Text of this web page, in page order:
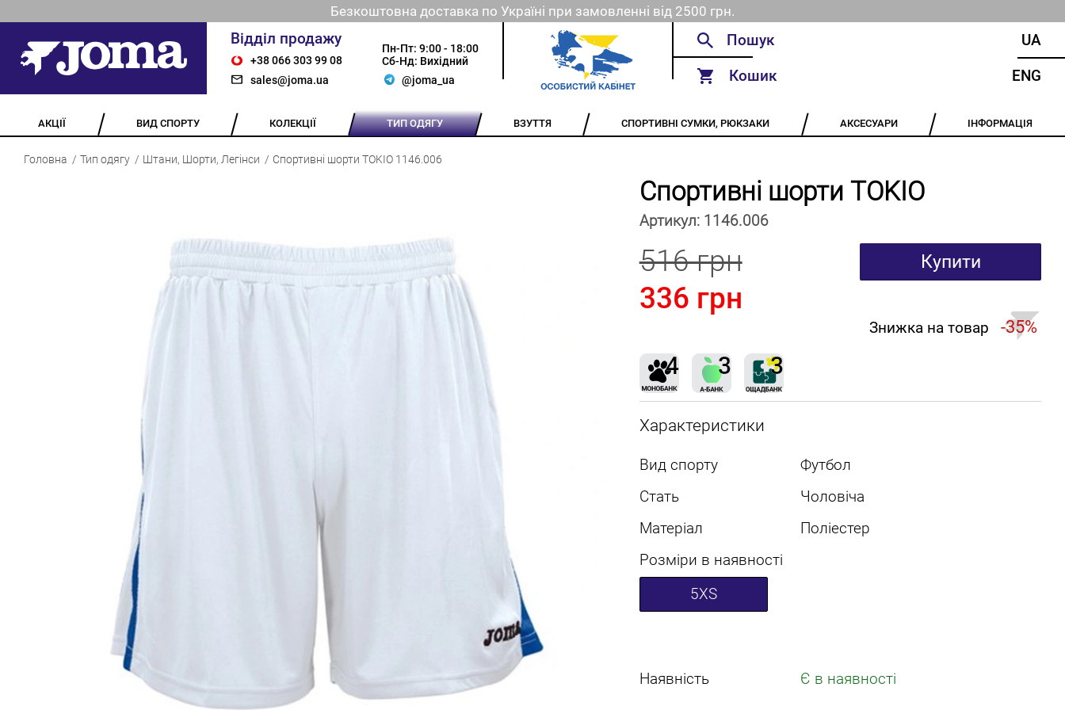
Безкоштовна доставка по Україні при замовленні від 2500 грн.
Відділ продажу
+38 066 303 99 08
sales@joma.ua
Пн-Пт: 9:00 - 18:00
Сб-Нд: Вихідний
@joma_ua
Кошик
UA
ENG
АКЦІЇ ВИД СПОРТУ КОЛЕКЦІЇ ТИП ОДЯГУ ВЗУТТЯ СПОРТИВНІ СУМКИ, РЮКЗАКИ АКСЕСУАРИ ІНФОРМАЦІЯ
Головна Тип одягу Штани, Шорти, Легінси Спортивні шорти TOKIO 1146.006
Спортивні шорти TOKIO
Артикул: 1146.006
516 грн
336 грн
Купити
Знижка на товар -35%
Характеристики
Вид спорту
Футбол
Стать
Чоловіча
Матеріал
Поліестер
Розміри в наявності
5XS
Наявність Є в наявності